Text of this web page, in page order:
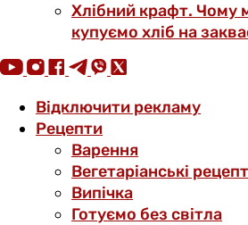
Хлібний крафт. Чому
купуємо хліб на
Відключити рекламу
Рецепти
Варення
Вегетаріанські
Випічка
Готуємо без світла